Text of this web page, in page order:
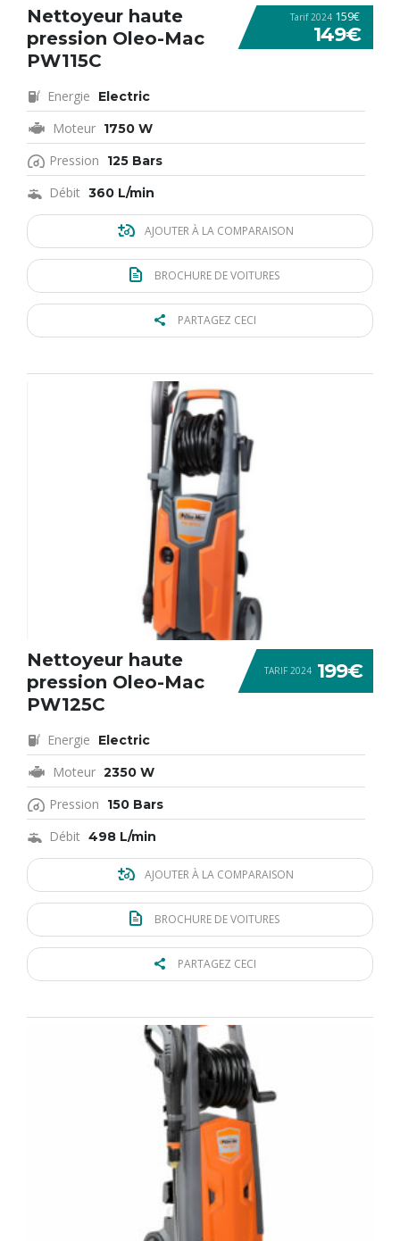
Tarif 2024 159€
149€
Nettoyeur haute
pression Oleo-Mac
PW115C
Energie Electric
Moteur 1750 W
Pression 125 Bars
Débit 360 L/min
AJOUTER À LA COMPARAISON
BROCHURE DE VOITURES
PARTAGEZ CECI
TARIF 2024 199€
Nettoyeur haute
pression Oleo-Mac
PW125C
Energie Electric
Moteur 2350 W
Pression 150 Bars
Débit 498 L/min
AJOUTER À LA COMPARAISON
BROCHURE DE VOITURES
PARTAGEZ CECI